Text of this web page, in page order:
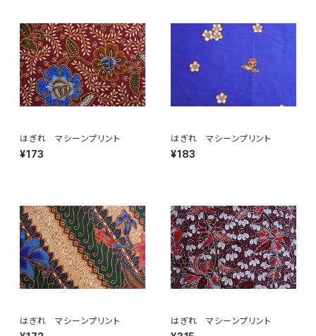
はぎれ マシーンプリント
¥173
はぎれ マシーンプリント
¥183
はぎれ マシーンプリント はぎれ マシーンプリント